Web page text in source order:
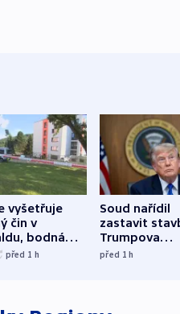
vyšetřuje
čin v
bodná
při něm
před 1 h
Soud nařídil
zastavit
Trumpova
tanečního
před 1h